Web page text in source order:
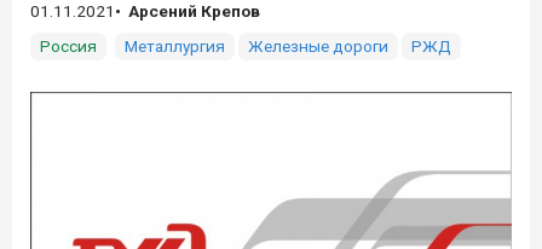
01.11.2021
Арсений Крепов
Россия
Металлургия Железные дороги РЖД